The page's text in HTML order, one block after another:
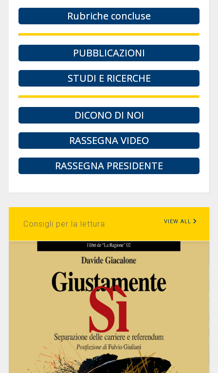
Rubriche concluse
PUBBLICAZIONI
STUDI E RICERCHE
DICONO DI NOI
RASSEGNA VIDEO
RASSEGNA PRESIDENTE
Consigli per la lettura VIEW ALL